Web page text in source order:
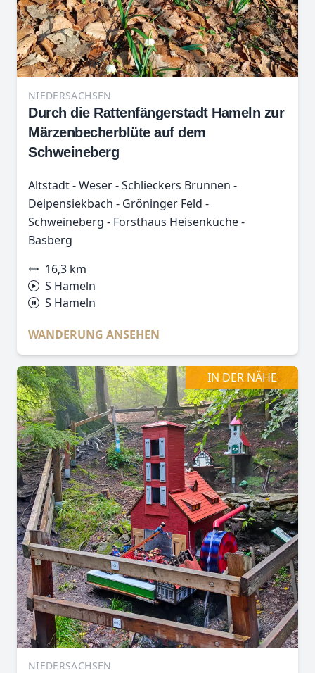
NIEDERSACHSEN
Durch die Rattenfängerstadt Hameln zur
Märzenbecherblüte auf dem
Schweineberg
Altstadt - Weser - Schlieckers Brunnen -
Deipensiekbach - Gröninger Feld -
Schweineberg - Forsthaus Heisenküche -
Basberg
16,3 km
S Hameln
S Hameln
WANDERUNG ANSEHEN
IN DER NÄHE
NIEDERSACHSEN